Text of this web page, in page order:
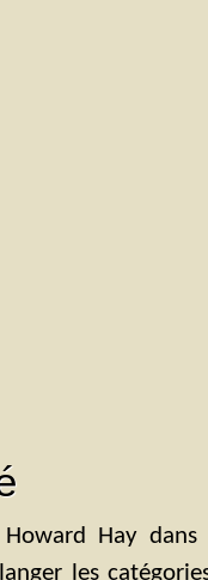
Hay dans
les